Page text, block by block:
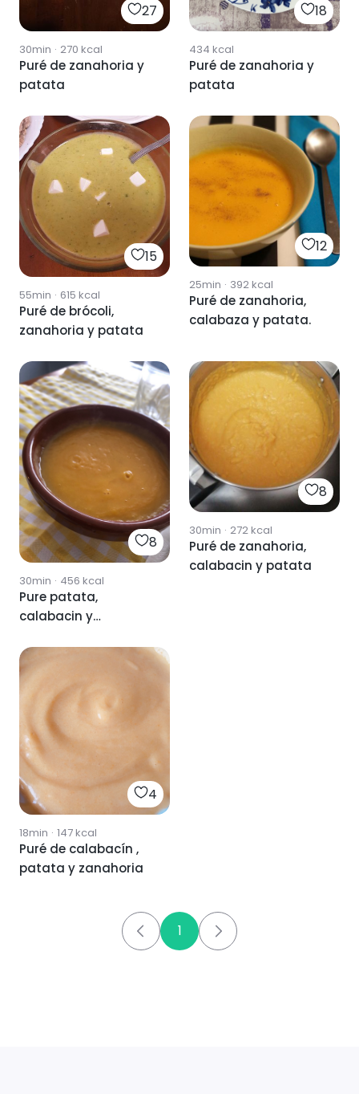
27
30min · 270 kcal
Puré de zanahoria y
patata
18
434 kcal
Puré de zanahoria y
patata
15
55min · 615 kcal
Puré de brócoli,
zanahoria y patata
12
25min · 392kcal
Puré de zanahoria,
calabaza y patata.
8
30min · 456 kcal
Pure patata,
calabacin y
8
30min · 272kcal
Puré de zanahoria,
calabacin y patata
4
18min · 147kcal
Puré de calabacín ,
patata y zanahoria
1